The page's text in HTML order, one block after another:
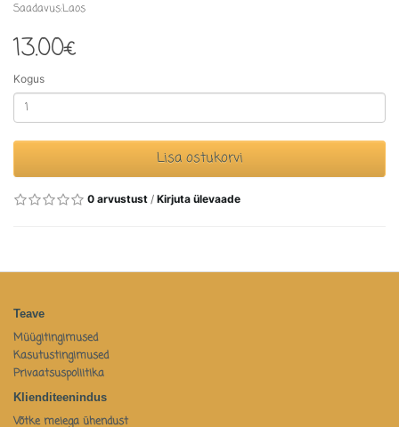
Saadavus:Laos
13.00€
Kogus
Lisa ostukorvi
0 arvustust / Kirjuta ülevaade
Teave
Müügitingimused
Kasutustingimused
Privaatsuspoliitika
Klienditeenindus
Võtke meiega ühendust